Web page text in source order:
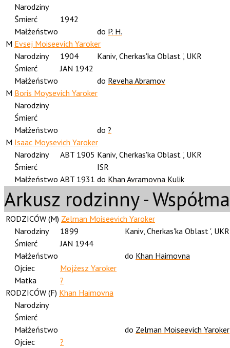
Narodziny
Śmierć
1942
Małżeństwo
do P. H.
M Evsej Moiseevich Yaroker
Narodziny
1904
Kaniv, Cherkas'ka Oblast ', UKR
Śmierć
JAN 1942
Małżeństwo
do Reveha Abramov
M Boris Moysevich Yaroker
Narodziny
Śmierć
Małżeństwo
do ?
M Isaac Moysevich Yaroker
Narodziny
ABT 1905 Kaniv, Cherkas'ka Oblast ', UKR
Śmierć
ISR
Małżeństwo ABT 1931 do Khan Avramovna Kulik
Arkusz rodzinny -
RODZICÓW (M) Zelman Moiseevich Yaroker
Narodziny
1899
Kaniv, Cherkas'ka Oblast ', UKR
Śmierć
JAN 1944
Małżeństwo
do Khan Haimovna
Ojciec
Mojżesz Yaroker
Matka
?
RODZICÓW (F) Khan Haimovna
Narodziny
Śmierć
Małżeństwo
do Zelman Moiseevich Yaroker
Ojciec
?